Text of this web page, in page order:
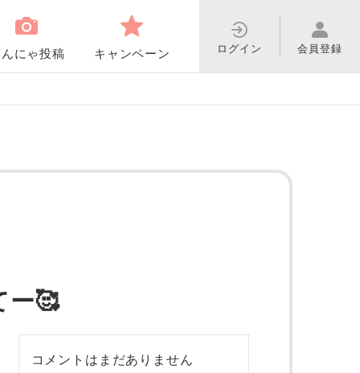
ログイン 会員登録
にゃ投稿 キャンペーン
ー🥰
コメントはまだありません